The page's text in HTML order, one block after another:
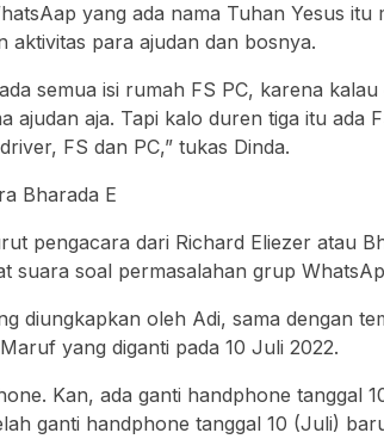
yang ada nama Tuhan Yesus itu
aktivitas para ajudan dan bosnya.
semua isi rumah FS PC, karena
ajudan aja. Tapi kalo duren tiga itu ada
FS dan PC,” tukas Dinda.
Bharada E
pengacara dari Richard Eliezer atau
suara soal permasalahan grup
diungkapkan oleh Adi, sama dengan
yang diganti pada 10 Juli 2022.
Kan, ada ganti handphone tanggal
ganti handphone tanggal 10 (Juli)